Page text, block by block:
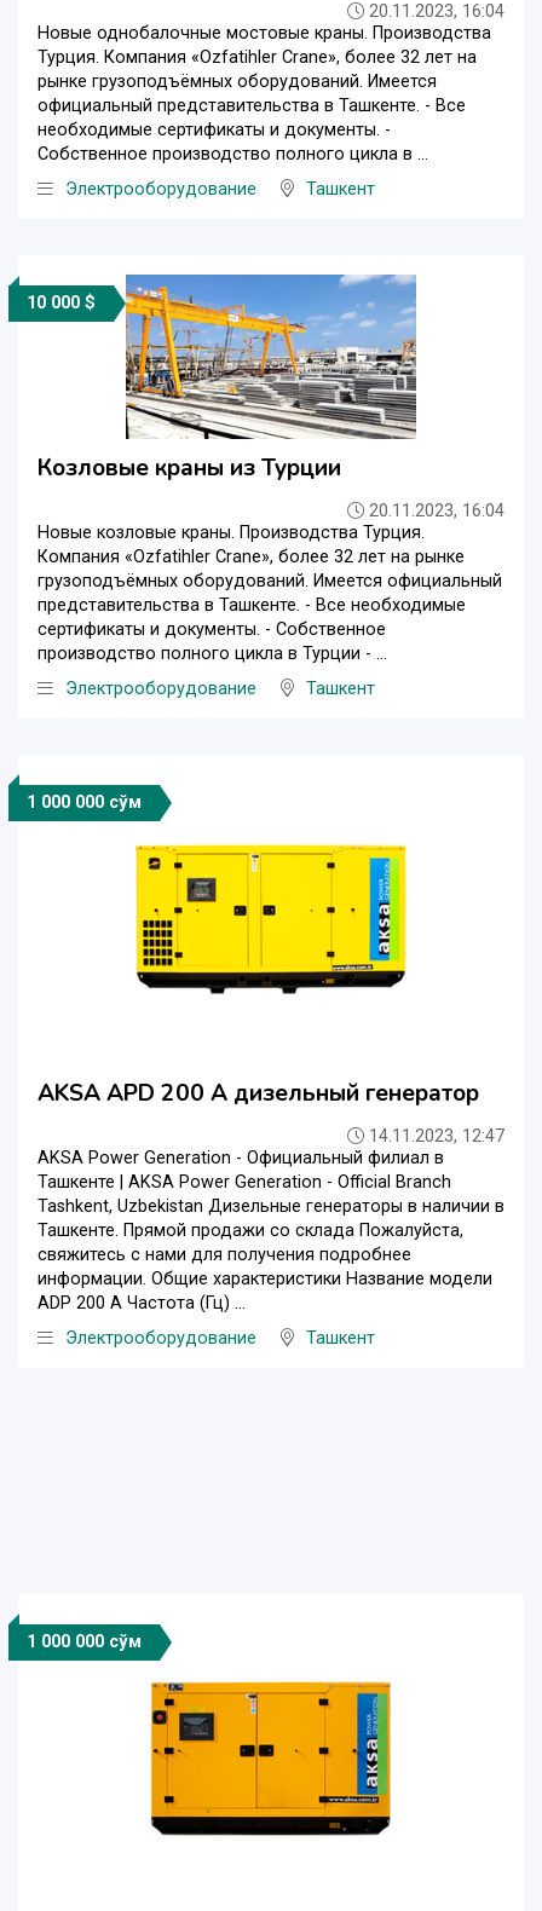
20.11.2023, 16:04
Новые однобалочные мостовые краны. Производства
Турция. Компания «Ozfatihler Crane», более 32 лет на
рынке грузоподъёмных оборудований. Имеется
официальный представительства в Ташкенте. - Все
необходимые сертификаты и документы. -
Собственное производство полного цикла в ...
Электрооборудование
Ташкент
10 000 $
Козловые краны из Турции
20.11.2023, 16:04
Новые козловые краны. Производства Турция.
Компания «Ozfatihler Crane», более 32 лет на рынке
грузоподъёмных оборудований. Имеется официальный
представительства в Ташкенте. - Все необходимые
сертификаты и документы. - Собственное
производство полного цикла в Турции - ...
Электрооборудование
Ташкент
1 000 000 сўм
AKSA APD 200 A дизельный генератор
14.11.2023, 12:47
AKSA Power Generation - Официальный филиал в
Ташкенте | AKSA Power Generation - Official Branch
Tashkent, Uzbekistan Дизельные генераторы в наличии в
Ташкенте. Прямой продажи со склада Пожалуйста,
свяжитесь с нами для получения подробнее
информации. Общие характеристики Название модели
ADP 200 A Частота (Гц) ...
Электрооборудование
Ташкент
1 000 000 сўм